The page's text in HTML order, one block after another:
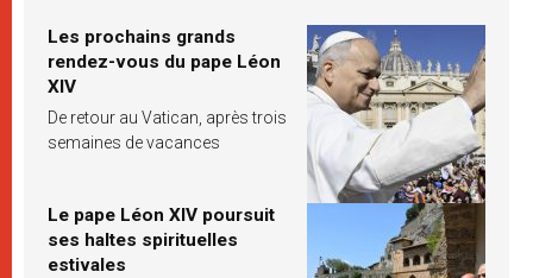
Les prochains grands
rendez-vous du pape Léon
XIV
De retour au Vatican, après trois
semaines de vacances
Le pape Léon XIV poursuit
ses haltes spirituelles
estivales